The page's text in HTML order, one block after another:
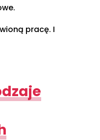
pracę. I